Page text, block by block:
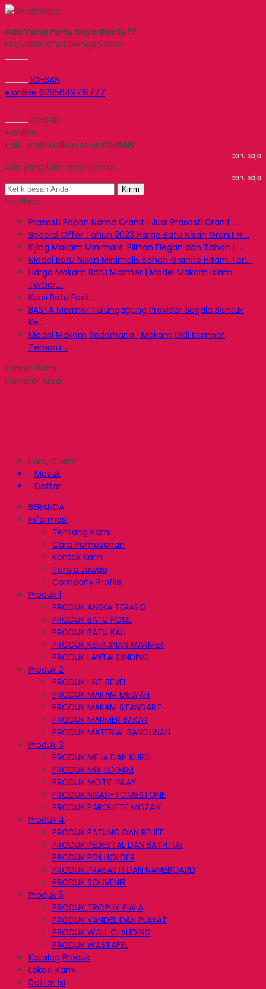
Whatsapp
Ada Yang Perlu Saya Bantu??
Klik Untuk Chat Dengan Kami
ICHSAN
● online 6285649718777
ICHSAN
● online
Halo, perkenalkan saya ICHSAN
baru saja
Ada yang bisa saya bantu?
baru saja
Kirim
Hot Item
Prasasti Papan Nama Granit | Jual Prasasti Granit ....
Special Offer Tahun 2023 Harga Batu Nisan Granit H....
Kijing Makam Minimalis: Pilihan Elegan dan Tahan L....
Model Batu Nisan Minimalis Bahan Granite Hitam Ter....
Harga Makam Batu Marmer | Model Makam Islam
Terbar....
Kursi Batu Fosil....
BASTA Marmer Tulungagung Provider Segala Bentuk
Ke....
Model Makam Sederhana | Makam Didi Kempot
Terbaru....
Kontak Kami
Member Area
Halo, Guest!
Masuk
Daftar
BERANDA
Informasi
Tentang Kami
Cara Pemesanan
Kontak Kami
Tanya Jawab
Company Profile
Produk 1
PRODUK ANEKA TERASO
PRODUK BATU FOSIL
PRODUK BATU KALI
PRODUK KERAJINAN MARMER
PRODUK LANTAI DINDING
Produk 2
PRODUK LIST BEVEL
PRODUK MAKAM MEWAH
PRODUK MAKAM STANDART
PRODUK MARMER BAKAR
PRODUK MATERIAL BANGUNAN
Produk 3
PRODUK MEJA DAN KURSI
PRODUK MIX LOGAM
PRODUK MOTIF INLAY
PRODUK NISAN-TOMBSTONE
PRODUK PARQUETE MOZAIK
Produk 4
PRODUK PATUNG DAN RELIEF
PRODUK PEDESTAL DAN BATHTUB
PRODUK PEN HOLDER
PRODUK PRASASTI DAN NAMEBOARD
PRODUK SOUVENIR
Produk 5
PRODUK TROPHY PIALA
PRODUK VANDEL DAN PLAKAT
PRODUK WALL CLAUDING
PRODUK WASTAFEL
Katalog Produk
Lokasi Kami
Daftar Isi